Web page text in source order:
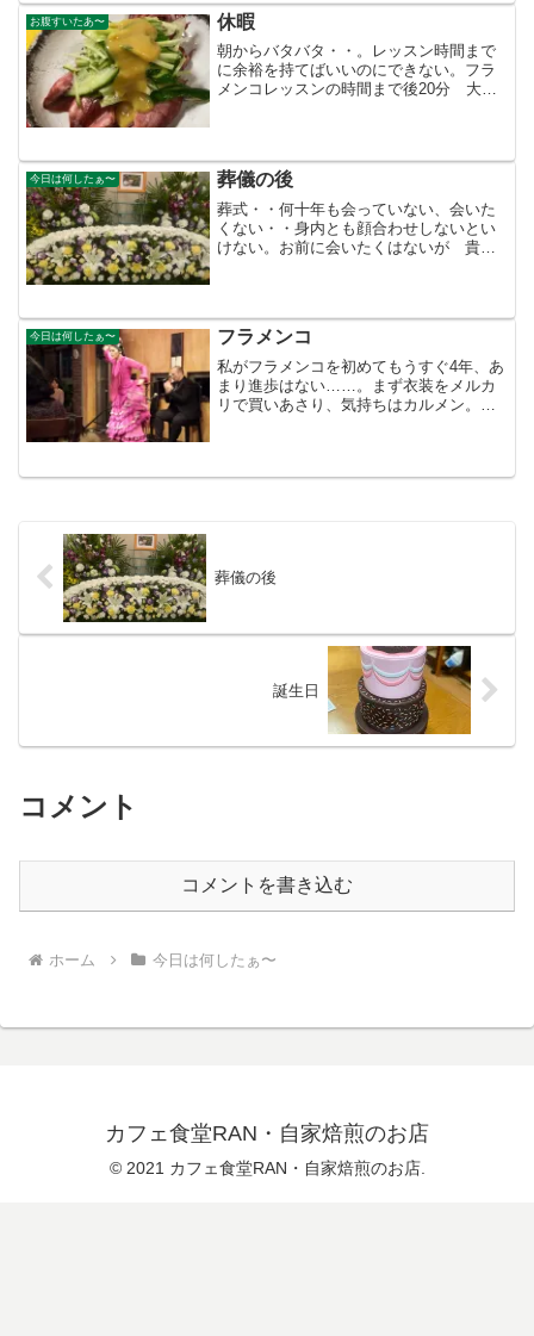
だ。痛さも減って...
お腹すいたあ〜 休暇
朝からバタバタ・・。レッスン時間まで
に余裕を持てばいいのにできない。フラ
メンコレッスンの時間まで後20分 大丈
ず、ビデオで練習。ワ...
今日は何したぁ〜 葬儀の後
葬式・・何十年も会っていない、会いた
くない・・身内とも顔合わせしないとい
けない。お前に会いたくはないが 貴方
る。時間が経てば 仕方ない...
今日は何したぁ〜 フラメンコ
私がフラメンコを初めてもうすぐ4年、あ
まり進歩はない……。まず衣装をメルカ
リで買いあさり、気持ちはカルメン。だ
節、そして現在、このクラ...
葬儀の後
誕生日
コメント
コメントを書き込む
ホーム 今日は何したぁ〜
カフェ食堂RAN・自家焙煎のお店
© 2021 カフェ食堂RAN・自家焙煎のお店.